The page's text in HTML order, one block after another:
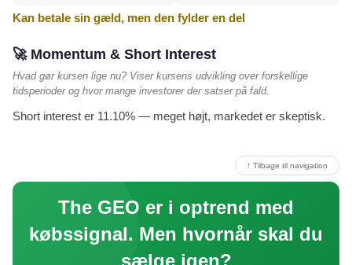
Kan betale sin gæld, men den fylder en del
🚀 Momentum & Short Interest
Hvad gør kursen lige nu? Viser kursens udvikling over forskellige
tidsperioder og hvor mange investorer der satser på fald.
Short interest er 11.10% — meget højt, markedet er skeptisk.
↑ Tilbage til navigation
The GEO er i optrend med
købssignal. Men hvornår skal du